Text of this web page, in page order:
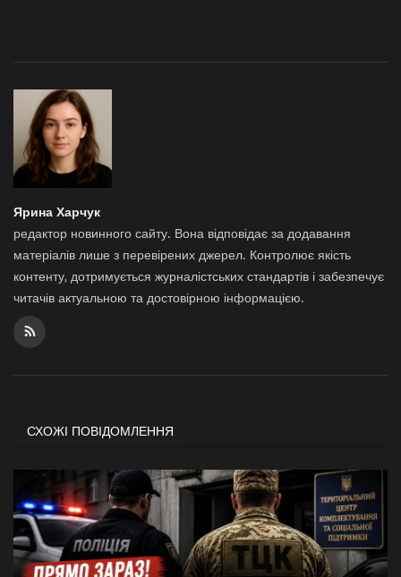
Ярина Харчук
редактор новинного сайту. Вона відповідає за додавання
матеріалів лише з перевірених джерел. Контролює якість
контенту, дотримується журналістських стандартів і забезпечує
читачів актуальною та достовірною інформацією.
СХОЖІ ПОВІДОМЛЕННЯ